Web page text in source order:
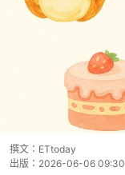
撰文： ETtoday
出版： 2026-06-06 09:30